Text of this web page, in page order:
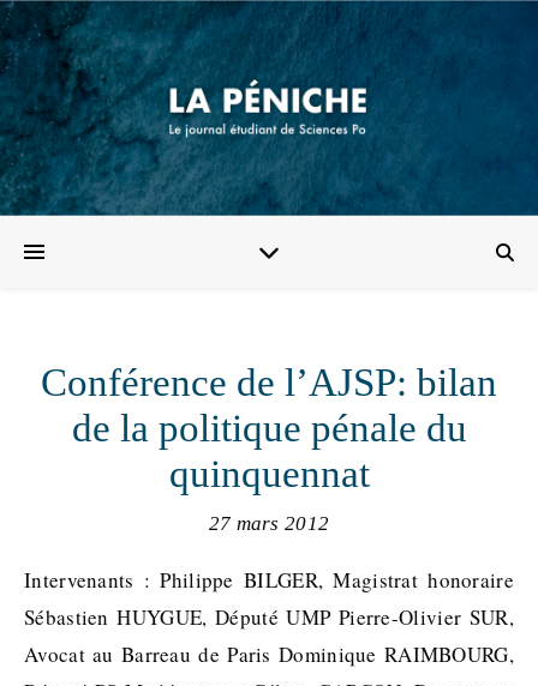
Conférence de l’AJSP: bilan
de la politique pénale du
quinquennat
27 mars 2012
Intervenants : Philippe BILGER, Magistrat honoraire
Sébastien HUYGUE, Député UMP Pierre-Olivier SUR,
Avocat au Barreau de Paris Dominique RAIMBOURG,